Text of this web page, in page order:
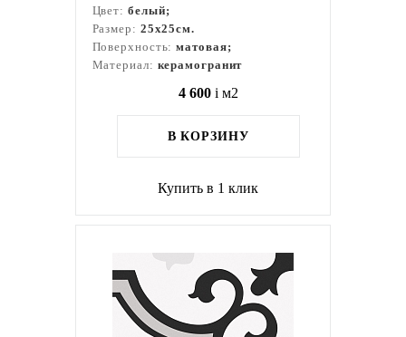
Цвет: белый;
Размер: 25x25см.
Поверхность:матовая;
Материал: керамогранит
4 600 i м2
В КОРЗИНУ
Купить в 1 клик